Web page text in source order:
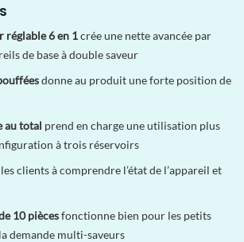
réglable 6 en 1crée une nette avancée par
de base à double saveur
donne au produit une forte position de
au total prend en charge une utilisation plus
à trois réservoirs
clients à comprendre l’état de l’appareil et
10 piècesfonctionne bien pour les petits
demande multi-saveurs